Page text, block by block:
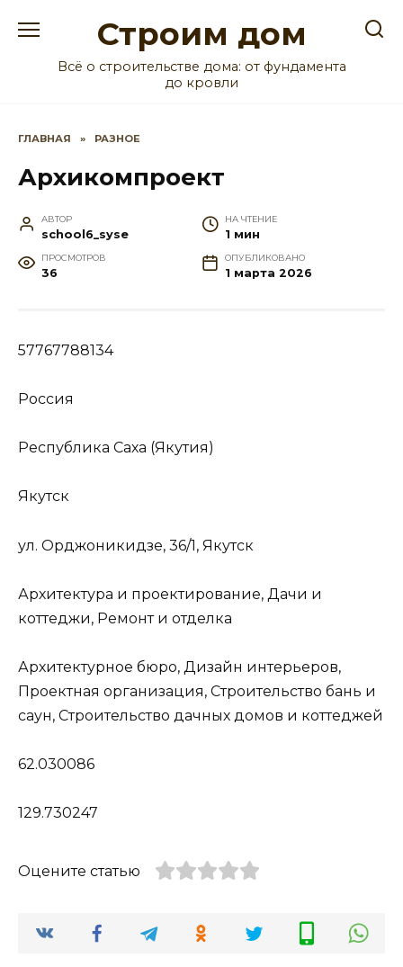
Строим дом
Всё о строительстве дома: от фундамента
до кровли
ГЛАВНАЯ » РАЗНОЕ
Архикомпроект
АВТОР
school6_syse
НА ЧТЕНИЕ
1 мин
ПРОСМОТРОВ
36
ОПУБЛИКОВАНО
1 марта 2026
57767788134
Россия
Республика Саха (Якутия)
Якутск
ул. Орджоникидзе, 36/1, Якутск
Архитектура и проектирование, Дачи и
коттеджи, Ремонт и отделка
Архитектурное бюро, Дизайн интерьеров,
Проектная организация, Строительство бань и
саун, Строительство дачных домов и коттеджей
62.030086
129.730247
Оцените статью